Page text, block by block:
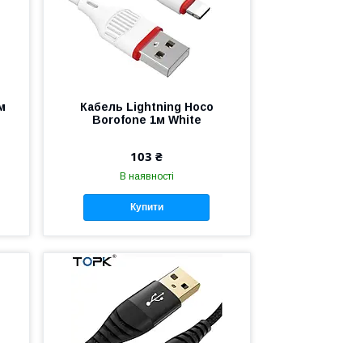
Кабель Lightning Hoco
Borofone 1м White
103 ₴
В наявності
Купити